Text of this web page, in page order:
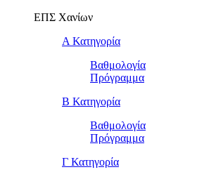
ΕΠΣ Χανίων
Α Κατηγορία
Βαθμολογία
Πρόγραμμα
Β Κατηγορία
Βαθμολογία
Πρόγραμμα
Γ Κατηγορία